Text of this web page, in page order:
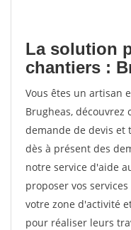
La solution
chantiers :
Vous êtes un artisan
Brugheas,
demande de devis et
dès à présent des
notre service d'aide
proposer vos
votre zone d'activité
pour réaliser leurs